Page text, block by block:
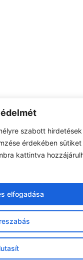
szabott
érdekében
kattintva
elfogadása